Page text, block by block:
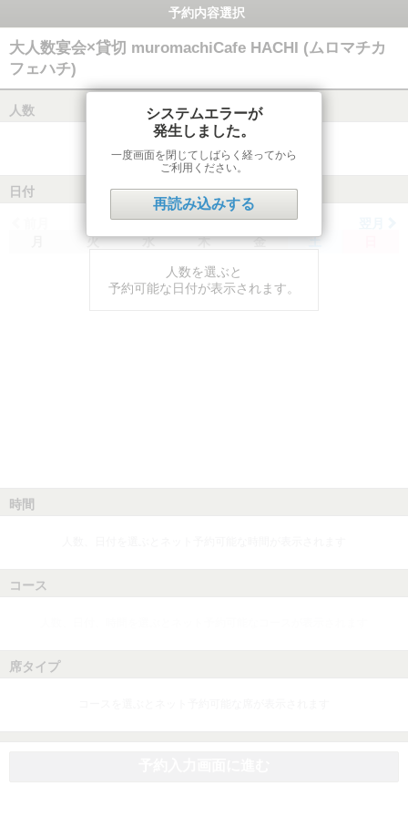
予約内容選択
大人数宴会×貸切 muromachiCafe HACHI (ムロマチカ
フェハチ)
人数
日付
火 水 木 金 土
人数を選ぶと
予約可能な日付が表示されます。
時間
コース
席タイプ
システムエラーが
発生しました。
一度画面を閉じてしばらく経ってから
ご利用ください。
再読み込みする